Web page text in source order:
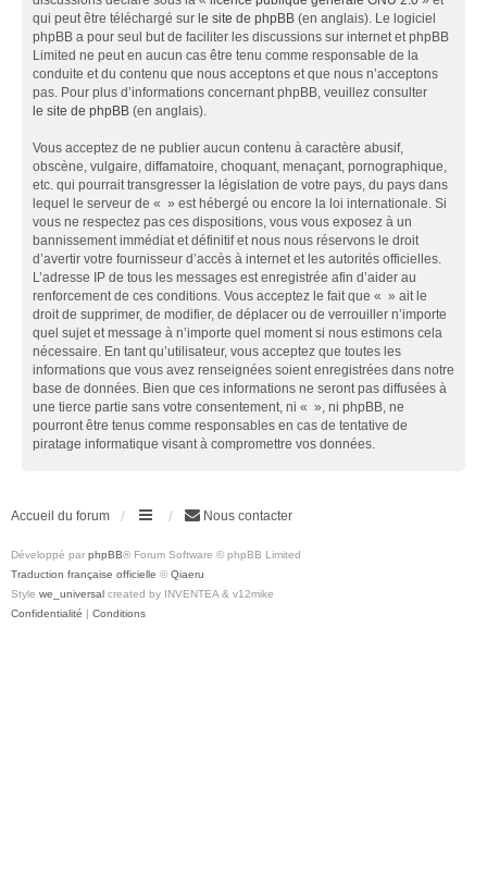
qui peut être téléchargé sur le site de phpBB (en anglais). Le logiciel
phpBB a pour seul but de faciliter les discussions sur internet et phpBB
Limited ne peut en aucun cas être tenu comme responsable de la
conduite et du contenu que nous acceptons et que nous n’acceptons
pas. Pour plus d’informations concernant phpBB, veuillez consulter
le site de phpBB (en anglais).
Vous acceptez de ne publier aucun contenu à caractère abusif,
obscène, vulgaire, diffamatoire, choquant, menaçant, pornographique,
etc. qui pourrait transgresser la législation de votre pays, du pays dans
lequel le serveur de « » est hébergé ou encore la loi internationale. Si
vous ne respectez pas ces dispositions, vous vous exposez à un
bannissement immédiat et définitif et nous nous réservons le droit
d’avertir votre fournisseur d’accès à internet et les autorités officielles.
L’adresse IP de tous les messages est enregistrée afin d’aider au
renforcement de ces conditions. Vous acceptez le fait que « » ait le
droit de supprimer, de modifier, de déplacer ou de verrouiller n’importe
quel sujet et message à n’importe quel moment si nous estimons cela
nécessaire. En tant qu’utilisateur, vous acceptez que toutes les
informations que vous avez renseignées soient enregistrées dans notre
base de données. Bien que ces informations ne seront pas diffusées à
une tierce partie sans votre consentement, ni « », ni phpBB, ne
pourront être tenus comme responsables en cas de tentative de
piratage informatique visant à compromettre vos données.
Accueil du forum Nous contacter
Développé par phpBB® Forum Software © phpBB Limited
Traduction française officielle © Qiaeru
Style we_universal created by INVENTEA & v12mike
Confidentialité | Conditions